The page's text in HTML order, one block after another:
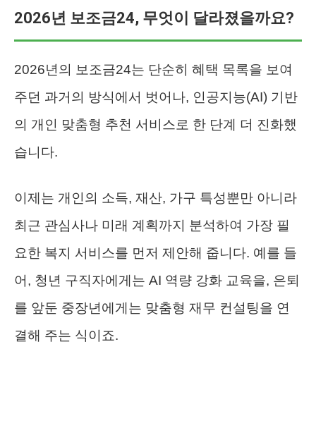
2026년 보조금24, 무엇이 달라졌을까요?
2026년의 보조금24는 단순히 혜택 목록을 보여
주던 과거의 방식에서 벗어나, 인공지능(AI) 기반
의 개인 맞춤형 추천 서비스로 한 단계 더 진화했
습니다.
이제는 개인의 소득, 재산, 가구 특성뿐만 아니라
최근 관심사나 미래 계획까지 분석하여 가장 필
요한 복지 서비스를 먼저 제안해 줍니다. 예를 들
어, 청년 구직자에게는 AI 역량 강화 교육을, 은퇴
를 앞둔 중장년에게는 맞춤형 재무 컨설팅을 연
결해 주는 식이죠.